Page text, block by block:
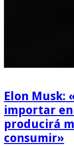
Elon Musk:
importar
producirá
consumir»